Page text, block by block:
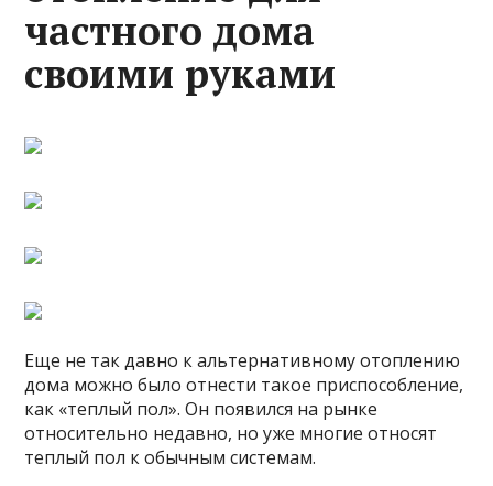
частного дома
своими руками
Еще не так давно к альтернативному отоплению
дома можно было отнести такое приспособление,
как «теплый пол». Он появился на рынке
относительно недавно, но уже многие относят
теплый пол к обычным системам.